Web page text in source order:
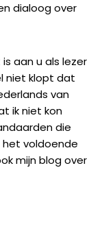
dialoog over
aan u als lezer
niet klopt dat
van
ik niet kon
die
het voldoende
mijn blog over